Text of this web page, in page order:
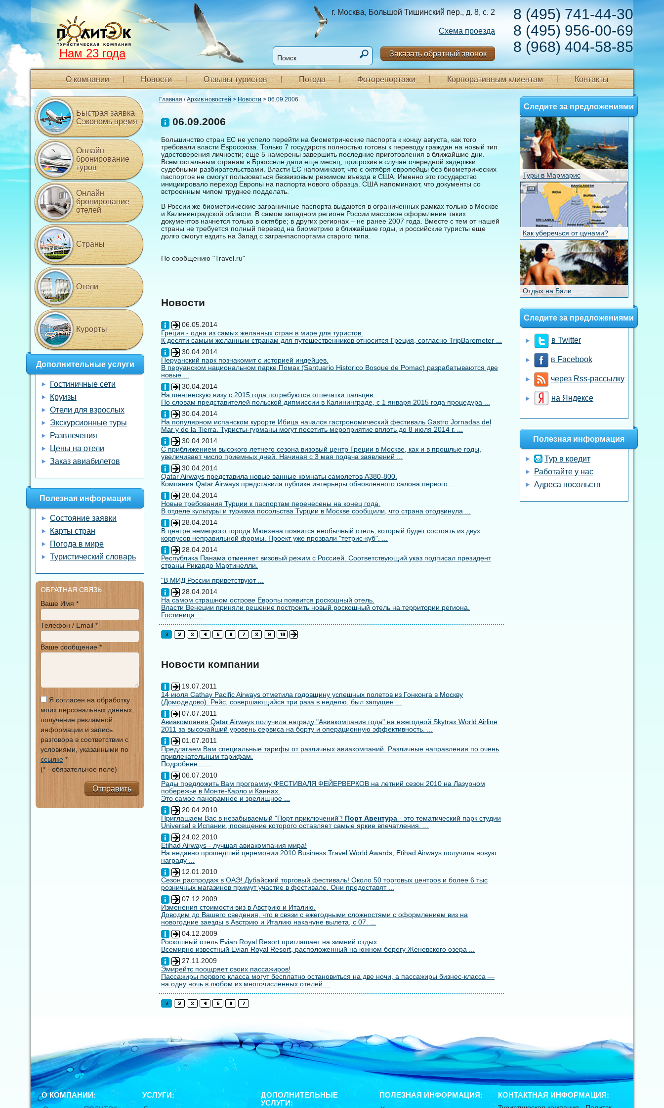
8 (495) 741-44-30
8 (495) 956-00-69
8 (968) 404-58-85
г. Москва, Большой Тишинский пер., д. 8, с. 2
Схема проезда
Заказать обратный звонок
Нам 23 года
О компании Новости Отзывы туристов Погода Фоторепортажи Корпоративным клиентам Контакты
Главная /Архив новостей > Новости> 06.09.2006
06.09.2006
Большинство стран EС не успело перейти на биометрические паспорта к концу августа, как того
требовали власти Eвросоюза. Только 7 государств полностью готовы к переводу граждан на новый тип
удостоверения личности; еще 5 намерены завершить последние приготовления в ближайшие дни.
Всем остальным странам в Брюсселе дали еще месяц, пригрозив в случае очередной задержки
судебными разбирательствами. Власти EС напоминают, что с октября европейцы без биометрических
паспортов не смогут пользоваться безвизовым режимом въезда в США. Именно это государство
инициировало переход Европы на паспорта нового образца. США напоминают, что документы со
встроенным чипом труднее подделать.
В России же биометрические заграничные паспорта выдаются в ограниченных рамках только в Москве
и Калининградской области. В самом западном регионе России массовое оформление таких
документов начнется только в октябре; в других регионах – не ранее 2007 года. Вместе с тем от нашей
страны не требуется полный перевод на биометрию в ближайшие годы, и российские туристы еще
долго смогут ездить на Запад с загранпаспортами старого типа.
По сообщению "Travel.ru"
Новости
06.05.2014
Греция - одна из самых желанных стран в мире для туристов.
К десяти самым желанным странам для путешественников относится Греция, согласно TripBarometer ...
30.04.2014
Перуанский парк познакомит с историей индейцев.
В перуанском национальном парке Помак (Santuario Historico Bosque de Pomac) разрабатываются две
новые ...
30.04.2014
На шенгенскую визу с 2015 года потребуются отпечатки пальцев.
По словам представителей польской дипмиссии в Калининграде, с 1 января 2015 года процедура ...
30.04.2014
На популярном испанском курорте Ибица начался гастрономический фестиваль Gastro Jornadas del
Mar y de la Tierra. Туристы-гурманы могут посетить мероприятие вплоть до 8 июля 2014 г. ...
30.04.2014
С приближением высокого летнего сезона визовый центр Греции в Москве, как и в прошлые годы,
увеличивает число приемных дней. Начиная с 3 мая подача заявлений ...
30.04.2014
Qatar Airways представила новые ванные комнаты самолетов A380-800.
Компания Qatar Airways представила публике интерьеры обновленного салона первого ...
28.04.2014
Новые требования Турции к паспортам перенесены на конец года.
В отделе культуры и туризма посольства Турции в Москве сообщили, что страна отодвинула ...
28.04.2014
В центре немецкого города Мюнхена появится необычный отель, который будет состоять из двух
корпусов неправильной формы. Проект уже прозвали "тетрис-куб". ...
28.04.2014
Республика Панама отменяет визовый режим с Россией. Соответствующий указ подписал президент
страны Рикардо Мартинелли.
"В МИД России приветствуют ...
28.04.2014
На самом страшном острове Европы появится роскошный отель.
Власти Венеции приняли решение построить новый роскошный отель на территории региона.
Гостиница ...
Новости компании
19.07.2011
14 июля Cathay Pacific Airways отметила годовщину успешных полетов из Гонконга в Москву
(Домодедово). Рейс, совершающийся три раза в неделю, был запущен ...
07.07.2011
Авиакомпания Qatar Airways получила награду "Авиакомпания года" на ежегодной Skytrax World Airline
2011 за высочайший уровень сервиса на борту и операционную эффективность. ...
01.07.2011
Предлагаем Вам специальные тарифы от различных авиакомпаний. Различные направления по очень
привлекательным тарифам.
Подробнее... ...
06.07.2010
Рады предложить Вам программу ФЕСТИВАЛЯ ФЕЙЕРВЕРКОВ на летний сезон 2010 на Лазурном
побережье в Монте-Карло и Каннах.
Это самое панорамное и зрелищное ...
20.04.2010
Приглашаем Вас в незабываемый "Порт приключений"! Порт Авентура - это тематический парк студии
Universal в Испании, посещение которого оставляет самые яркие впечатления. ...
24.02.2010
Etihad Airways - лучшая авиакомпания мира!
На недавно прошедшей церемонии 2010 Business Travel World Awards, Etihad Airways получила новую
награду ...
12.01.2010
Сезон распродаж в ОАЭ! Дубайский торговый фестиваль! Около 50 торговых центров и более 6 тыс
розничных магазинов примут участие в фестивале. Они предоставят ...
07.12.2009
Изменения стоимости виз в Австрию и Италию.
Доводим до Вашего сведения, что в связи с ежегодными сложностями с оформлением виз на
новогодние заезды в Австрию и Италию накануне вылета, с 07. ...
04.12.2009
Роскошный отель Evian Royal Resort приглашает на зимний отдых.
Всемирно известный Evian Royal Resort, расположенный на южном берегу Женевского озера ...
27.11.2009
Эмирейтс поощряет своих пассажиров!
Пассажиры первого класса могут бесплатно остановиться на две ночи, а пассажиры бизнес-класса —
на одну ночь в любом из многочисленных отелей ...
Быстрая заявка
Сэкономь время
Онлайн
бронирование
туров
Онлайн
бронирование
отелей
Страны
Отели
Курорты
Дополнительные услуги
Гостиничные сети
Круизы
Отели для взрослых
Экскурсионные туры
Развлечения
Цены на отели
Заказ авиабилетов
Полезная информация
Состояние заявки
Карты стран
Погода в мире
Туристический словарь
ОБРАТНАЯ СВЯЗЬ
Ваше Имя *
Телефон / Email *
Ваше сообщение *
Я согласен на обработку
моих персональных данных,
получение рекламной
информации и запись
разговора в соответствии с
условиями, указанными по
ссылке *
(* - обязательное поле)
Отправить
Следите за предложениями
Туры в Мармарис
Как уберечься от цунами?
Отдых на Бали
Следите за предложениями
в Twitter
в Facebook
через Rss-рассылку
на Яндексе
Полезная информация
Тур в кредит
Работайте у нас
Адреса посольств
О КОМПАНИИ: УСЛУГИ:
ДОПОЛНИТЕЛЬНЫЕ
УСЛУГИ:
ПОЛЕЗНАЯ ИНФОРМАЦИЯ: КОНТАКТНАЯ ИНФОРМАЦИЯ: